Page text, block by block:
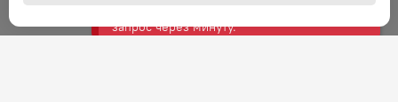
запрос через минуту.